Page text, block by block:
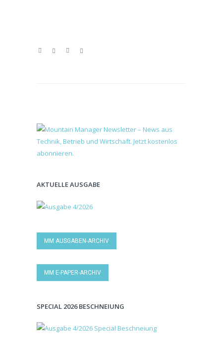
AKTUELLE AUSGABE
MM AUSGABEN-ARCHIV
MM E-PAPER-ARCHIV
SPECIAL 2026 BESCHNEIUNG